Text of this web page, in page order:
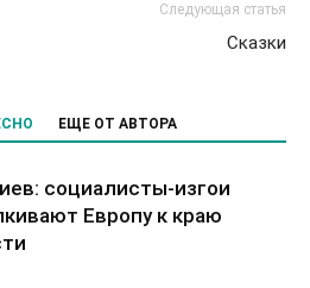
Следующая статья
Сказки
ЕЩЕ ОТ АВТОРА
социалисты-изгои
Европу к краю